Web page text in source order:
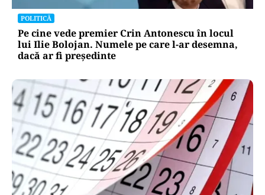
POLITICĂ
Pe cine vede premier Crin Antonescu în locul
lui Ilie Bolojan. Numele pe care l-ar desemna,
dacă ar fi președinte